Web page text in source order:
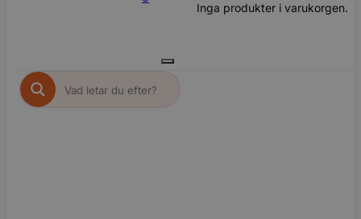
Inga produkter i varukorgen.